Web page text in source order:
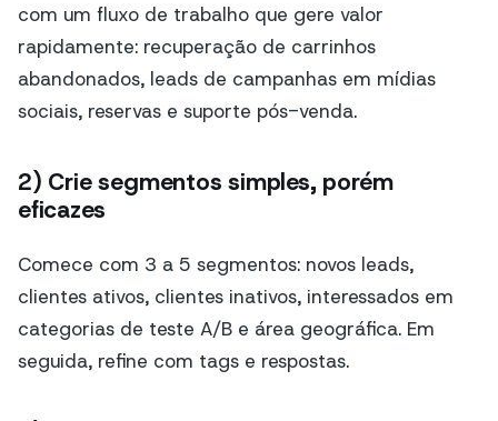
com um fluxo de trabalho que gere valor
rapidamente: recuperação de carrinhos
abandonados, leads de campanhas em mídias
sociais, reservas e suporte pós-venda.
2) Crie segmentos simples, porém
eficazes
Comece com 3 a 5 segmentos: novos leads,
clientes ativos, clientes inativos, interessados em
categorias de teste A/B e área geográfica. Em
seguida, refine com tags e respostas.